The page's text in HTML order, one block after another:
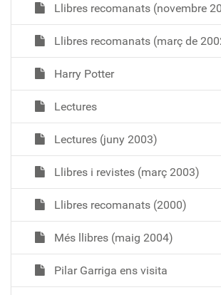
Llibres recomanats (novembre
Llibres recomanats (març de
Harry Potter
Lectures
Lectures (juny 2003)
Llibres i revistes (març 2003)
Llibres recomanats (2000)
Més llibres (maig 2004)
Pilar Garriga ens visita